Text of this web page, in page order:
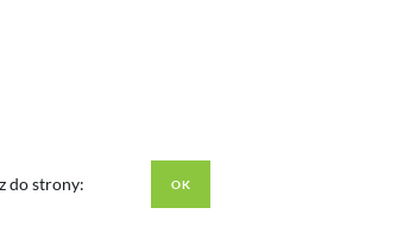
do strony: